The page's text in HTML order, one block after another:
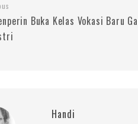
Buka Kelas Vokasi Baru
Handi